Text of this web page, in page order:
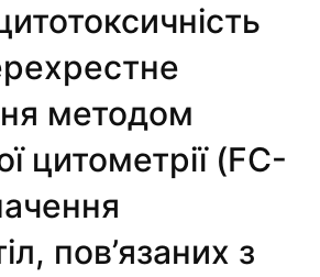
методом
цитометрії (FC-
пов’язаних з